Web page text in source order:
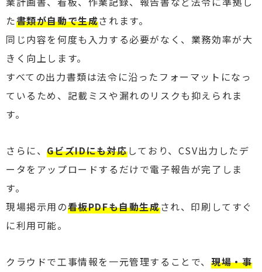
た書類が自動で生成されます。
同じ内容を何度も入力する必要がなく、業務効率が大
きく向上します。
すべての出力書類は法令に沿ったフォーマットになっ
ているため、記載ミスや漏れのリスクも抑えられま
す。
さらに、GビズIDにも対応しており、CSV出力したデ
ータをアップロードするだけで電子報告が完了しま
す。
現場掲示用の看板PDFも自動生成され、印刷してすぐ
に利用可能。
クラウドで工事情報を一元管理することで、現場・事